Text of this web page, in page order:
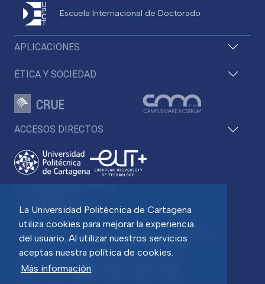
La Universidad Politécnica de Cartagena
utiliza cookies para mejorar la experiencia
del usuario. Al utilizar nuestros servicios
aceptas nuestra política de cookies.
Más información
ACCESOS DIRECTOS
Pza. del Cronista Isidoro Valverde
C.P. 30202 Cartagena
Tlf: 968 32 54 00
Directorio Contacto Accesibilidad
Política de Cookies
APLICACIONES
ÉTICA Y SOCIEDAD
Escuela Internacional de Doctorado